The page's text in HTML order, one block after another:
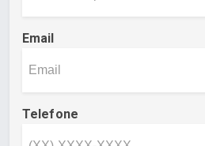
Email
Telefone